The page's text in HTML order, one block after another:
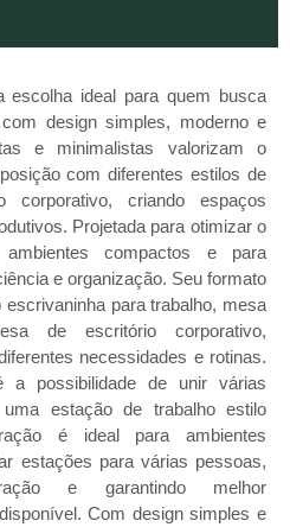
escolha ideal para quem busca
design simples, moderno e
e minimalistas valorizam o
com diferentes estilos de
corporativo, criando espaços
Projetada para otimizar o
compactos e para
e organização. Seu formato
para trabalho, mesa
de escritório corporativo,
necessidades e rotinas.
a possibilidade de unir várias
estação de trabalho estilo
é ideal para ambientes
estações para várias pessoas,
e garantindo melhor
Com design simples e